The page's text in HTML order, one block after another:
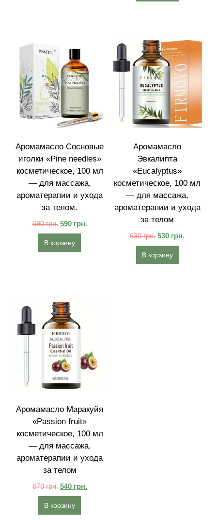
Аромамасло Сосновые
иголки «Pine needles»
косметическое, 100 мл
— для массажа,
ароматерапии и ухода
за телом.
690грн. 590 грн.
В корзину
Аромамасло
Эвкалипта
«Eucalyptus»
косметическое, 100 мл
— для массажа,
ароматерапии и ухода
за телом
630грн. 530 грн.
В корзину
Аромамасло Маракуйя
«Passion fruit»
косметическое, 100 мл
— для массажа,
ароматерапии и ухода
за телом
670грн. 540 грн.
В корзину